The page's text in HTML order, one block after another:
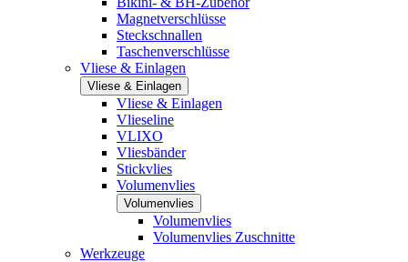
Magnetverschlüsse
Steckschnallen
Taschenverschlüsse
Vliese & Einlagen
Vliese & Einlagen
Vliese & Einlagen
Vlieseline
VLIXO
Vliesbänder
Stickvlies
Volumenvlies
Volumenvlies
Volumenvlies
Volumenvlies Zuschnitte
Werkzeuge